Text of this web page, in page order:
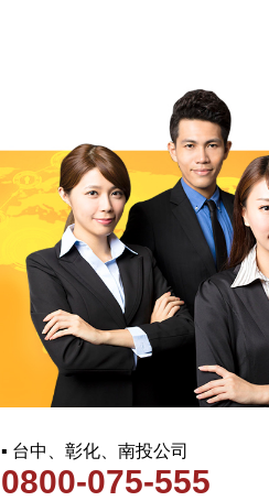
▪ 台中、彰化、南投公司
0800-075-555